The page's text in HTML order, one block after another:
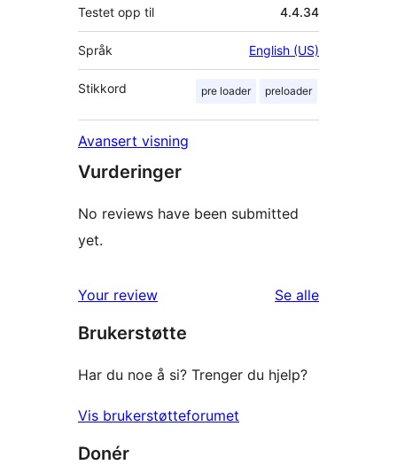
Testet opp til 4.4.34
Språk English (US)
Stikkord pre loader preloader
Avansert visning
Vurderinger
No reviews have been submitted
yet.
Your review Se alleomtalene
Brukerstøtte
Har du noe å si? Trenger du hjelp?
Vis brukerstøtteforumet
Donér